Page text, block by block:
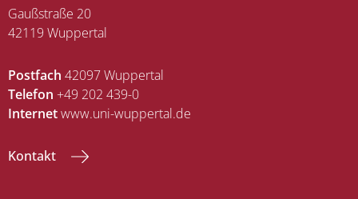
Gaußstraße 20
42119 Wuppertal
Postfach 42097 Wuppertal
Telefon +49 202 439-0
Internetwww.uni-wuppertal.de
Kontakt